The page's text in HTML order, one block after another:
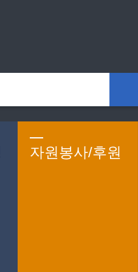
자원봉사/후원